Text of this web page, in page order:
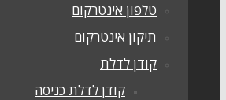
טלפון אינטרקום
תיקון אינטרקום
קודן לדלת
קודן לדלת כניסה